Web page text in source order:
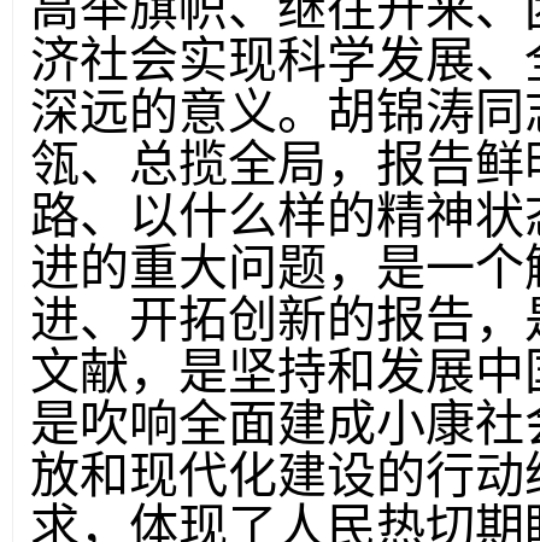
济社会实现科学发展
深远的意义。胡锦涛
瓴、总揽全局，报告
路、以什么样的精神
进的重大问题，是一
进、开拓创新的报告
文献，是坚持和发展
是吹响全面建成小康
放和现代化建设的行
求，体现了人民热切